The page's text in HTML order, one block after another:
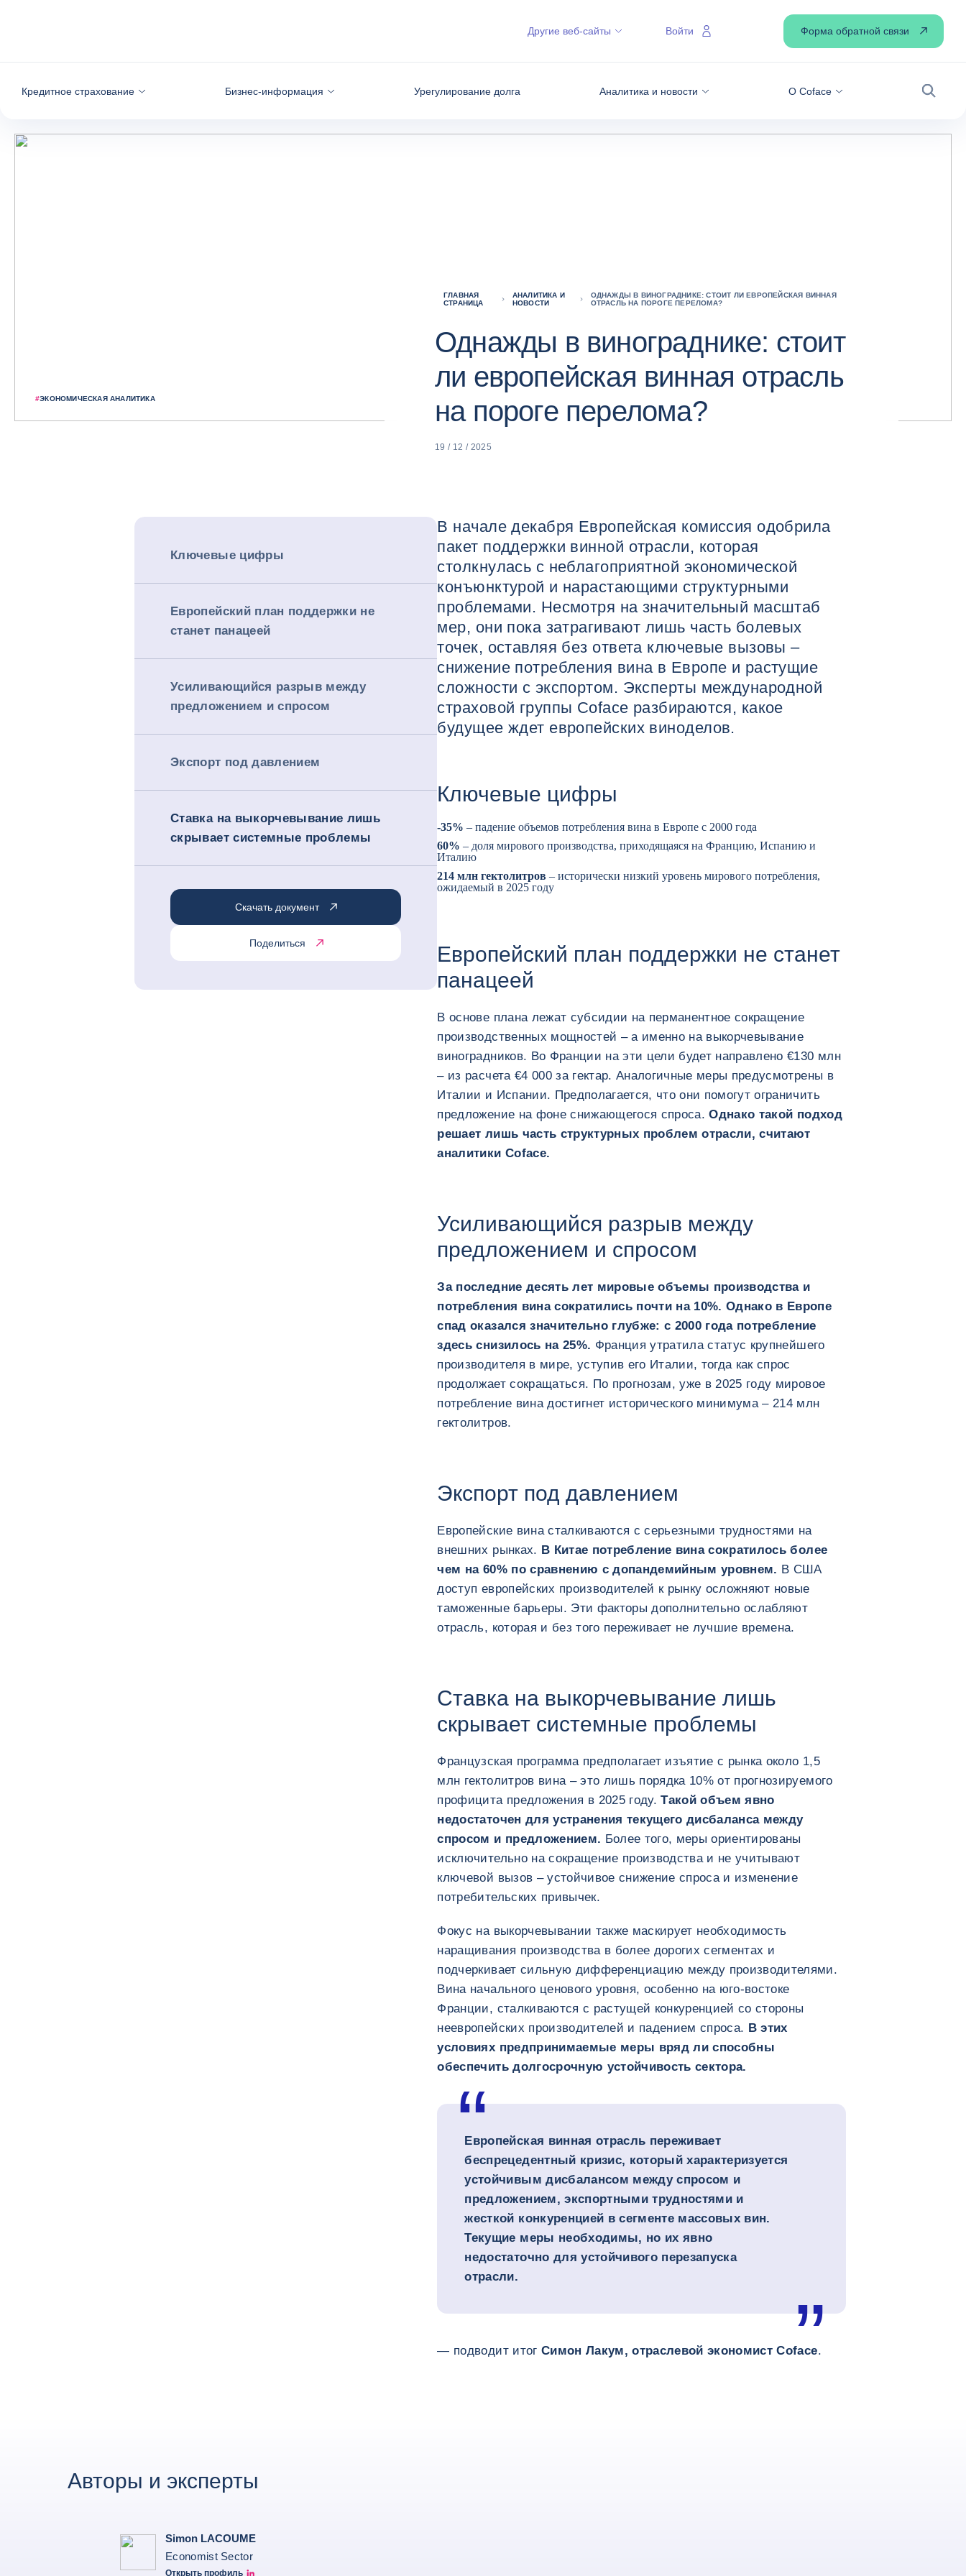
Кредитное страхование Бизнес-информация Урегулирование долга Аналитика и новости О Coface
Поиск
Другие веб-сайты Войти Форма обратной связи
#ЭКОНОМИЧЕСКАЯ АНАЛИТИКА
ГЛАВНАЯ
СТРАНИЦА
АНАЛИТИКА И
НОВОСТИ
ОДНАЖДЫ В ВИНОГРАДНИКЕ: СТОИТ ЛИ ЕВРОПЕЙСКАЯ ВИННАЯ
ОТРАСЛЬ НА ПОРОГЕ ПЕРЕЛОМА?
Однажды в винограднике: стоит
ли европейская винная отрасль
на пороге перелома?
19 / 12 / 2025
Ключевые цифры
Европейский план поддержки не
станет панацеей
Усиливающийся разрыв между
предложением и спросом
Экспорт под давлением
Ставка на выкорчевывание лишь
скрывает системные проблемы
Скачать документ
Поделиться
В начале декабря Европейская комиссия одобрила
пакет поддержки винной отрасли, которая
столкнулась с неблагоприятной экономической
конъюнктурой и нарастающими структурными
проблемами. Несмотря на значительный масштаб
мер, они пока затрагивают лишь часть болевых
точек, оставляя без ответа ключевые вызовы –
снижение потребления вина в Европе и растущие
сложности с экспортом. Эксперты международной
страховой группы Coface разбираются, какое
будущее ждет европейских виноделов.
Ключевые цифры
-35% – падение объемов потребления вина в Европе с 2000 года
60% – доля мирового производства, приходящаяся на Францию, Испанию и
Италию
214 млн гектолитров – исторически низкий уровень мирового потребления,
ожидаемый в 2025 году
Европейский план поддержки не станет
панацеей
В основе плана лежат субсидии на перманентное сокращение
производственных мощностей – а именно на выкорчевывание
виноградников. Во Франции на эти цели будет направлено €130 млн
– из расчета €4 000 за гектар. Аналогичные меры предусмотрены в
Италии и Испании. Предполагается, что они помогут ограничить
предложение на фоне снижающегося спроса.Однако такой подход
решает лишь часть структурных проблем отрасли, считают
аналитики Coface.
Усиливающийся разрыв между
предложением и спросом
За последние десять лет мировые объемы производства и
потребления вина сократились почти на 10%. Однако в Европе
спад оказался значительно глубже: с 2000 года потребление
здесь снизилось на 25%. Франция утратила статус крупнейшего
производителя в мире, уступив его Италии, тогда как спрос
продолжает сокращаться. По прогнозам, уже в 2025 году мировое
потребление вина достигнет исторического минимума – 214 млн
гектолитров.
Экспорт под давлением
Европейские вина сталкиваются с серьезными трудностями на
внешних рынках. В Китае потребление вина сократилось более
чем на 60% по сравнению с допандемийным уровнем. В США
доступ европейских производителей к рынку осложняют новые
таможенные барьеры. Эти факторы дополнительно ослабляют
отрасль, которая и без того переживает не лучшие времена.
Ставка на выкорчевывание лишь
скрывает системные проблемы
Французская программа предполагает изъятие с рынка около 1,5
млн гектолитров вина – это лишь порядка 10% от прогнозируемого
профицита предложения в 2025 году.Такой объем явно
недостаточен для устранения текущего дисбаланса между
спросом и предложением. Более того, меры ориентированы
исключительно на сокращение производства и не учитывают
ключевой вызов – устойчивое снижение спроса и изменение
потребительских привычек.
Фокус на выкорчевывании также маскирует необходимость
наращивания производства в более дорогих сегментах и
подчеркивает сильную дифференциацию между производителями.
Вина начального ценового уровня, особенно на юго-востоке
Франции, сталкиваются с растущей конкуренцией со стороны
неевропейских производителей и падением спроса. В этих
условиях предпринимаемые меры вряд ли способны
обеспечить долгосрочную устойчивость сектора.
Европейская винная отрасль переживает
беспрецедентный кризис, который характеризуется
устойчивым дисбалансом между спросом и
предложением, экспортными трудностями и
жесткой конкуренцией в сегменте массовых вин.
Текущие меры необходимы, но их явно
недостаточно для устойчивого перезапуска
отрасли.
— подводит итог Симон Лакум, отраслевой экономист Coface.
Авторы и эксперты
Simon LACOUME
Economist Sector
Открыть профиль